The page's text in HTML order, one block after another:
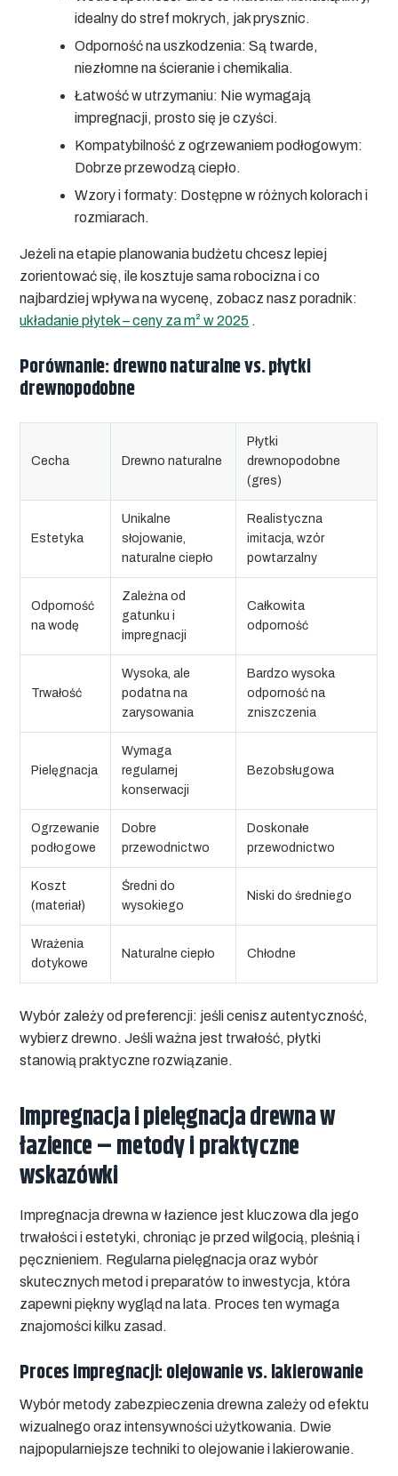
idealny do stref mokrych, jak prysznic.
Odporność na uszkodzenia: Są twarde,
niezłomne na ścieranie i chemikalia.
Łatwość w utrzymaniu: Nie wymagają
impregnacji, prosto się je czyści.
Kompatybilność z ogrzewaniem podłogowym:
Dobrze przewodzą ciepło.
Wzory i formaty: Dostępne w różnych kolorach i
rozmiarach.
Jeżeli na etapie planowania budżetu chcesz lepiej
zorientować się, ile kosztuje sama robocizna i co
najbardziej wpływa na wycenę, zobacz nasz poradnik:
układanie płytek – ceny za m² w 2025 .
Porównanie: drewno naturalne vs. płytki
drewnopodobne
Cecha Drewno naturalne
Płytki
drewnopodobne
(gres)
Estetyka
Unikalne
słojowanie,
naturalne ciepło
Realistyczna
imitacja, wzór
powtarzalny
Odporność
na wodę
Zależna od
gatunku i
impregnacji
Całkowita
odporność
Trwałość
Wysoka, ale
podatna na
zarysowania
Bardzo wysoka
odporność na
zniszczenia
Pielęgnacja
Wymaga
regularnej
konserwacji
Bezobsługowa
Ogrzewanie
podłogowe
Dobre
przewodnictwo
Doskonałe
przewodnictwo
Koszt
(materiał)
Średni do
wysokiego
Niski do średniego
Wrażenia
dotykowe
Naturalne ciepło Chłodne
Wybór zależy od preferencji: jeśli cenisz autentyczność,
wybierz drewno. Jeśli ważna jest trwałość, płytki
stanowią praktyczne rozwiązanie.
Impregnacja i pielęgnacja drewna w
łazience – metody i praktyczne
wskazówki
Impregnacja drewna w łazience jest kluczowa dla jego
trwałości i estetyki, chroniąc je przed wilgocią, pleśnią i
pęcznieniem. Regularna pielęgnacja oraz wybór
skutecznych metod i preparatów to inwestycja, która
zapewni piękny wygląd na lata. Proces ten wymaga
znajomości kilku zasad.
Proces impregnacji: olejowanie vs. lakierowanie
Wybór metody zabezpieczenia drewna zależy od efektu
wizualnego oraz intensywności użytkowania. Dwie
najpopularniejsze techniki to olejowanie i lakierowanie.